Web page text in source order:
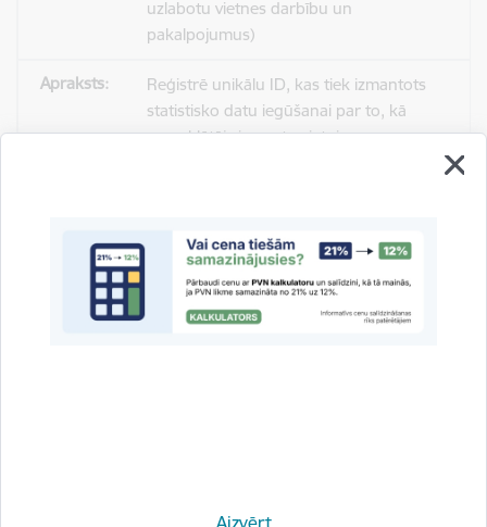
uzlabotu vietnes darbību un
pakalpojumus)
Reģistrē unikālu ID, kas tiek izmantots
statistisko datu iegūšanai par to, kā
apmeklētājs izmanto vietni.
Statistikas sīkdatnes (nepieciešamas, lai